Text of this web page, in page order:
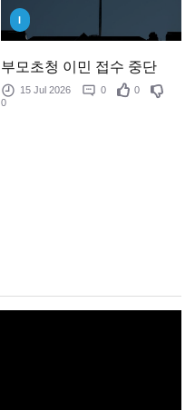
I
부모초청 이민 접수 중단
15 Jul 2026 0
0
0